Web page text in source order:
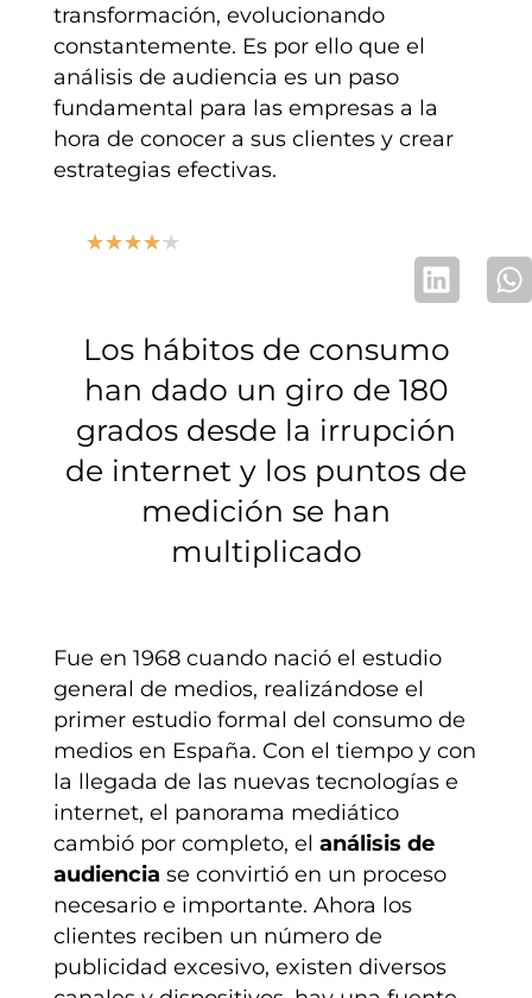
transformación, evolucionando
constantemente. Es por ello que el
análisis de audiencia es un paso
fundamental para las empresas a la
hora de conocer a sus clientes y crear
estrategias efectivas.
★★★★★
Los hábitos de consumo
han dado un giro de 180
grados desde la irrupción
de internet y los puntos de
medición se han
multiplicado
Fue en 1968 cuando nació el estudio
general de medios, realizándose el
primer estudio formal del consumo de
medios en España. Con el tiempo y con
la llegada de las nuevas tecnologías e
internet, el panorama mediático
cambió por completo, el análisis de
audiencia se convirtió en un proceso
necesario e importante. Ahora los
clientes reciben un número de
publicidad excesivo, existen diversos